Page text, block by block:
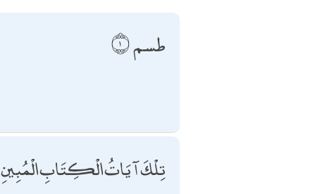
طسم
تِلْكَ آيَاتُ الْكِتَابِ الْمُبِينِ